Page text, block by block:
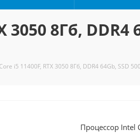
8Гб, DDR4
i5 11400F, RTX 3050 8Гб, DDR4 64Gb, SSD
Процессор Intel